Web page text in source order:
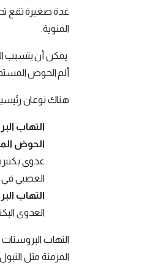
غدة صغيرة تقع
المنوية.
يمكن أن يتسبب
ألم الحوض
هناك نوعان
التهاب
الحوض
عدوى
العصبي في
التهاب
العدوى
التهاب البروستات
المزمنة مثل